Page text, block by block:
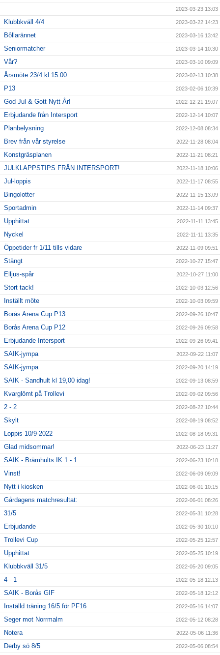
2023-03-23 13:03
Klubbkväll 4/4 2023-03-22 14:23
Bôllarännet 2023-03-16 13:42
Seniormatcher 2023-03-14 10:30
Vår? 2023-03-10 09:09
Årsmöte 23/4 kl 15.00 2023-02-13 10:38
P13 2023-02-06 10:39
God Jul & Gott Nytt År! 2022-12-21 19:07
Erbjudande från Intersport 2022-12-14 10:07
Planbelysning 2022-12-08 08:34
Brev från vår styrelse 2022-11-28 08:04
Konstgräsplanen 2022-11-21 08:21
JULKLAPPSTIPS FRÅN INTERSPORT! 2022-11-18 10:06
Jul-loppis 2022-11-17 08:55
Bingolotter 2022-11-15 13:09
Sportadmin 2022-11-14 09:37
Upphittat 2022-11-11 13:45
Nyckel 2022-11-11 13:35
Öppetider fr 1/11 tills vidare 2022-11-09 09:51
Stängt 2022-10-27 15:47
Elljus-spår 2022-10-27 11:00
Stort tack! 2022-10-03 12:56
Inställt möte 2022-10-03 09:59
Borås Arena Cup P13 2022-09-26 10:47
Borås Arena Cup P12 2022-09-26 09:58
Erbjudande Intersport 2022-09-26 09:41
SAIK-jympa 2022-09-22 11:07
SAIK-jympa 2022-09-20 14:19
SAIK - Sandhult kl 19,00 idag! 2022-09-13 08:59
Kvarglömt på Trollevi 2022-09-02 09:56
2 - 2 2022-08-22 10:44
Skylt 2022-08-19 08:52
Loppis 10/9-2022 2022-08-18 09:31
Glad midsommar! 2022-06-23 11:27
SAIK - Brämhults IK 1 - 1 2022-06-23 10:18
Vinst! 2022-06-09 09:09
Nytt i kiosken 2022-06-01 10:15
Gårdagens matchresultat: 2022-06-01 08:26
31/5 2022-05-31 10:28
Erbjudande 2022-05-30 10:10
Trollevi Cup 2022-05-25 12:57
Upphittat 2022-05-25 10:19
Klubbkväll 31/5 2022-05-20 09:05
4 - 1 2022-05-18 12:13
SAIK - Borås GIF 2022-05-18 12:12
Inställd träning 16/5 för PF16 2022-05-16 14:07
Seger mot Norrmalm 2022-05-12 08:28
Notera 2022-05-06 11:36
Derby sö 8/5 2022-05-06 08:54